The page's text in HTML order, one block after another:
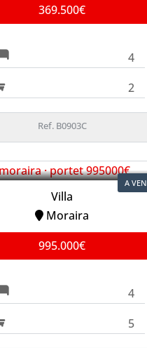
369.500€
4
2
Ref. B0903C
A
Villa
Moraira
995.000€
4
5